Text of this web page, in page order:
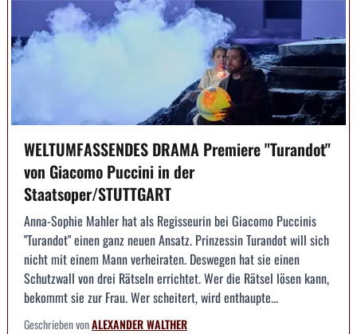
WELTUMFASSENDES DRAMA Premiere "Turandot"
von Giacomo Puccini in der
Staatsoper/STUTTGART
Anna-Sophie Mahler hat als Regisseurin bei Giacomo Puccinis
"Turandot" einen ganz neuen Ansatz. Prinzessin Turandot will sich
nicht mit einem Mann verheiraten. Deswegen hat sie einen
Schutzwall von drei Rätseln errichtet. Wer die Rätsel lösen kann,
bekommt sie zur Frau. Wer scheitert, wird enthaupte...
Geschrieben vonALEXANDER WALTHER